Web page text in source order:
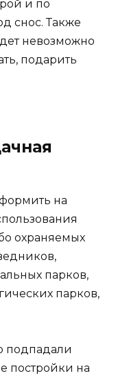
и по
снос. Также
невозможно
подарить
на
охраняемых
парков,
парков,
подпадали
постройки на